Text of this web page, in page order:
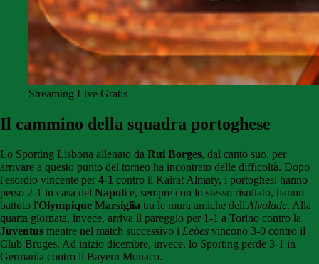
Streaming Live Gratis
Il cammino della squadra portoghese
Lo Sporting Lisbona allenato da Rui Borges, dal canto suo, per
arrivare a questo punto del torneo ha incontrato delle difficoltà. Dopo
l'esordio vincente per 4-1 contro il Kairat Almaty, i portoghesi hanno
perso 2-1 in casa del Napoli e, sempre con lo stesso risultato, hanno
battuto l'Olympique Marsiglia tra le mura amiche dell'Alvalade. Alla
quarta giornata, invece, arriva il pareggio per 1-1 a Torino contro la
Juventus mentre nel match successivo i Leões vincono 3-0 contro il
Club Bruges. Ad inizio dicembre, invece, lo Sporting perde 3-1 in
Germania contro il Bayern Monaco.